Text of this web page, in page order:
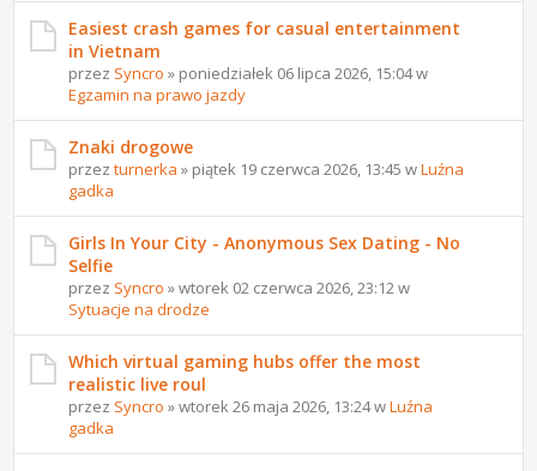
Easiest crash games for casual entertainment
in Vietnam
przez Syncro » poniedziałek 06 lipca 2026, 15:04 w
Egzamin na prawo jazdy
Znaki drogowe
przezturnerka » piątek 19 czerwca 2026, 13:45 wLuźna
gadka
Girls In Your City - Anonymous Sex Dating - No
Selfie
przez Syncro » wtorek 02 czerwca 2026, 23:12 w
Sytuacje na drodze
Which virtual gaming hubs offer the most
realistic live roul
przez Syncro » wtorek 26 maja 2026, 13:24 wLuźna
gadka